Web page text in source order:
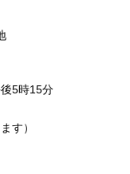
5時15分
す）